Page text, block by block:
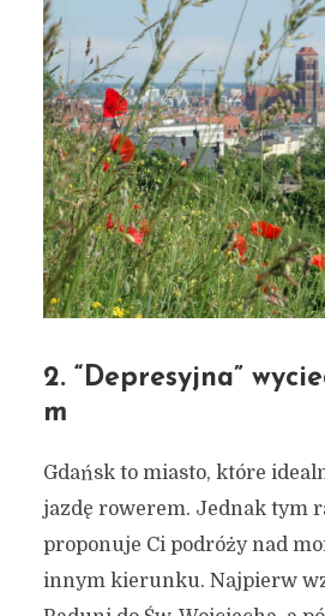
2. “Depresyjna”
m
Gdańsk to miasto, które
jazdę rowerem. Jednak tym
proponuje Ci podróży nad
innym kierunku. Najpierw